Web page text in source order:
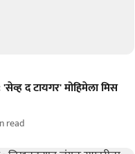
द टायगर' मोहिमेला मिस
read